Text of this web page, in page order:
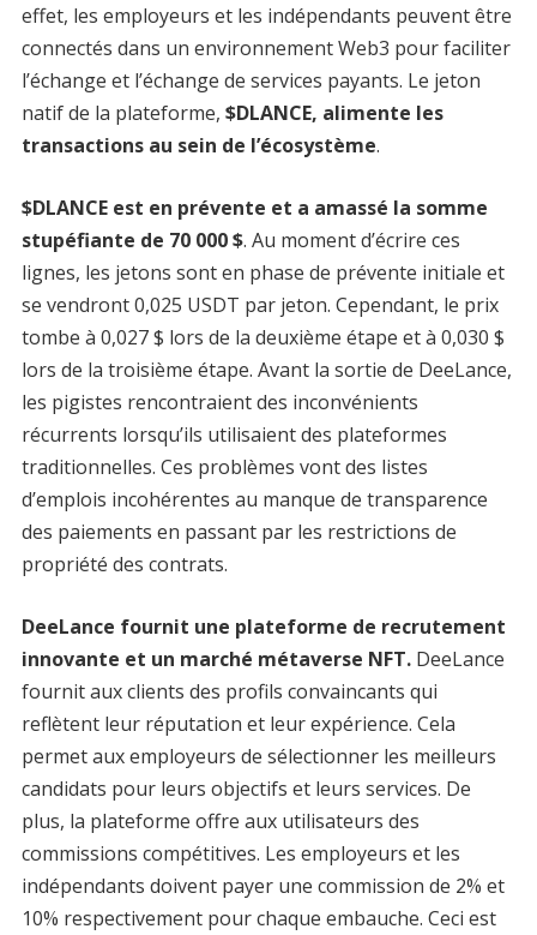
effet, les employeurs et les indépendants peuvent être
connectés dans un environnement Web3 pour faciliter
l’échange et l’échange de services payants. Le jeton
natif de la plateforme, $DLANCE, alimente les
transactions au sein de l’écosystème.
$DLANCE est en prévente et a amassé la somme
stupéfiante de 70 000 $. Au moment d’écrire ces
lignes, les jetons sont en phase de prévente initiale et
se vendront 0,025 USDT par jeton. Cependant, le prix
tombe à 0,027 $ lors de la deuxième étape et à 0,030 $
lors de la troisième étape. Avant la sortie de DeeLance,
les pigistes rencontraient des inconvénients
récurrents lorsqu’ils utilisaient des plateformes
traditionnelles. Ces problèmes vont des listes
d’emplois incohérentes au manque de transparence
des paiements en passant par les restrictions de
propriété des contrats.
DeeLance fournit une plateforme de recrutement
innovante et un marché métaverse NFT.DeeLance
fournit aux clients des profils convaincants qui
reflètent leur réputation et leur expérience. Cela
permet aux employeurs de sélectionner les meilleurs
candidats pour leurs objectifs et leurs services. De
plus, la plateforme offre aux utilisateurs des
commissions compétitives. Les employeurs et les
indépendants doivent payer une commission de 2% et
10% respectivement pour chaque embauche. Ceci est